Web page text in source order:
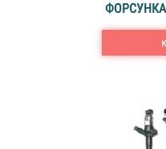
ФОРСУНКА